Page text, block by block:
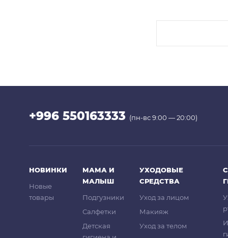
+996 550163333 (пн-вс 9:00 — 20:00)
НОВИНКИ
Новые
товары
МАМА И
МАЛЫШ
Подгузники
Салфетки
Детская
УХОДОВЫЕ
СРЕДСТВА
Уход за лицом
Макияж
Уход за телом